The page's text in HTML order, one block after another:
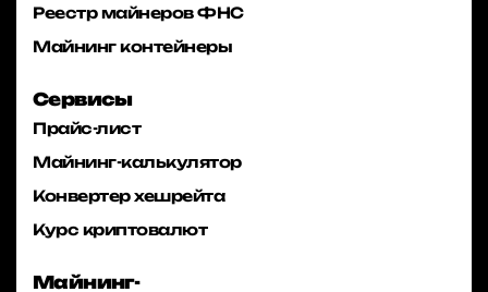
Реестр майнеров ФНС
Майнинг контейнеры
Сервисы
Прайс-лист
Майнинг-калькулятор
Конвертер хешрейта
Курс криптовалют
Майнинг-